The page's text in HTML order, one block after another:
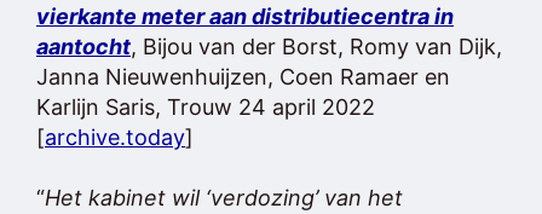
vierkante meter aan distributiecentra in
aantocht, Bijou van der Borst, Romy van Dijk,
Janna Nieuwenhuijzen, Coen Ramaer en
Karlijn Saris, Trouw 24 april 2022
[archive.today]
“Het kabinet wil ‘verdozing’ van het